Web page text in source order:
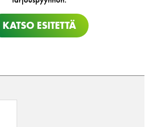
KATSO ESITETTÄ